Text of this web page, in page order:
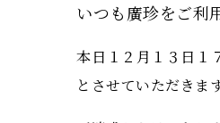
いつも廣珍をご利
本日１２月１３日１
とさせていただきます